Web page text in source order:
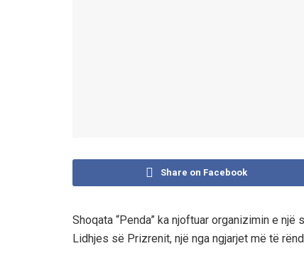
Share on Facebook
Shoqata “Penda” ka njoftuar organizimin e
Lidhjes së Prizrenit, një nga ngjarjet më të